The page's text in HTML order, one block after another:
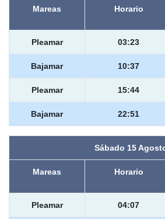
Mareas Horario
Pleamar 03:23
Bajamar 10:37
Pleamar 15:44
Bajamar 22:51
Sábado 15
Mareas Horario
Pleamar 04:07